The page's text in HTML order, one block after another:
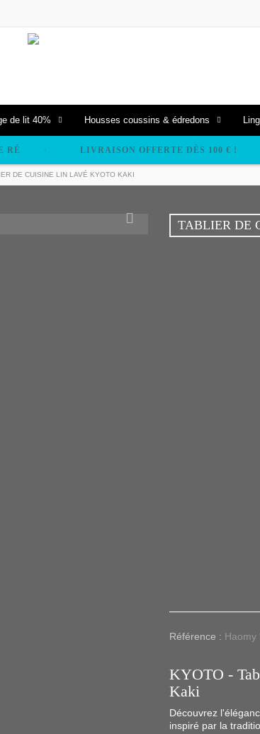
de lit 40% Housses coussins & édredons
RÉ LIVRAISON OFFERTE DÈS 100 € !
DE CUISINE LIN LAVÉ KYOTO KAKI
TABLIER DE
Référence : Haomy
KYOTO -
Kaki
Découvrez
inspiré par la